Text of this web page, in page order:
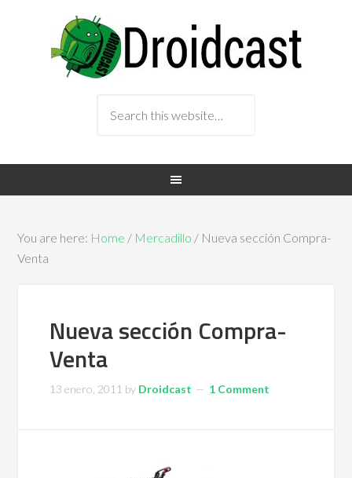
You are here: Home / Mercadillo / Nueva sección Compra-
Venta
Nueva sección Compra-
Venta
13 enero, 2011 by Droidcast 1 Comment